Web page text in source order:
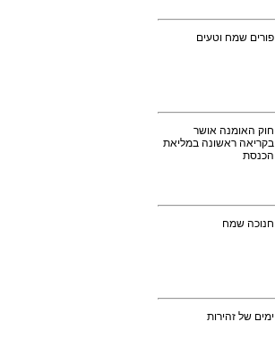
פורים שמח וטעים
חוק האומנה אושר
בקריאה ראשונה במליאת
הכנסת
חנוכה שמח
ימים של זהירות